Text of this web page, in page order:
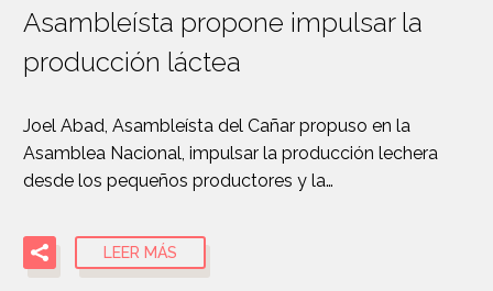
Asambleísta propone impulsar la
producción láctea
Joel Abad, Asambleísta del Cañar propuso en la
Asamblea Nacional, impulsar la producción lechera
desde los pequeños productores y la…
LEER MÁS